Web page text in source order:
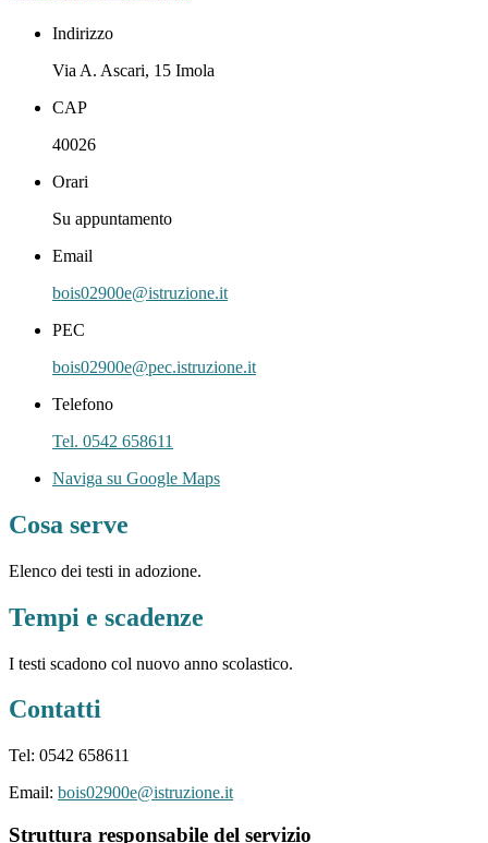
Indirizzo
Via A. Ascari, 15 Imola
CAP
40026
Orari
Su appuntamento
Email
bois02900e@istruzione.it
PEC
bois02900e@pec.istruzione.it
Telefono
Tel. 0542 658611
Naviga su Google Maps
Cosa serve
Elenco dei testi in adozione.
Tempi e scadenze
I testi scadono col nuovo anno scolastico.
Contatti
Tel: 0542 658611
Email: bois02900e@istruzione.it
Struttura responsabile del servizio